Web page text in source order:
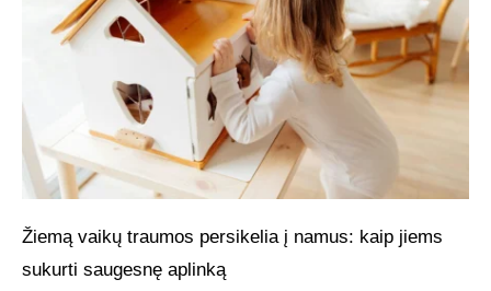
Žiemą vaikų traumos persikelia į namus: kaip jiems
sukurti saugesnę aplinką